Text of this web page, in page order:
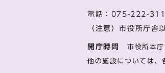
電話： 075-222-
（注意）市役所庁舎
開庁時間 市役所本
他の施設については、